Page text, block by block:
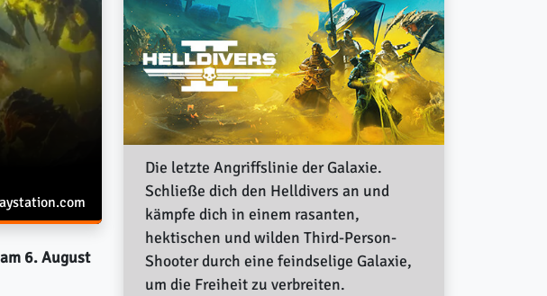
6. August
Die letzte Angriffslinie der Galaxie.
Schließe dich den Helldivers an und
kämpfe dich in einem rasanten,
hektischen und wilden Third-Person-
Shooter durch eine feindselige Galaxie,
um die Freiheit zu verbreiten.